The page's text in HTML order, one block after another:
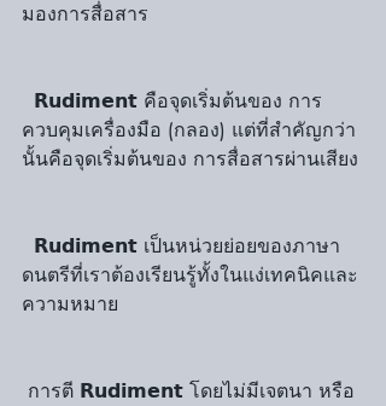
มองการสื่อสาร
𝗥𝘂𝗱𝗶𝗺𝗲𝗻𝘁 คือจุดเริ่มต้นของ การ
ควบคุมเครื่องมือ (กลอง) แต่ที่สำคัญกว่า
นั้นคือจุดเริ่มต้นของ การสื่อสารผ่านเสียง
𝗥𝘂𝗱𝗶𝗺𝗲𝗻𝘁 เป็นหน่วยย่อยของภาษา
ดนตรีที่เราต้องเรียนรู้ทั้งในแง่เทคนิคและ
ความหมาย